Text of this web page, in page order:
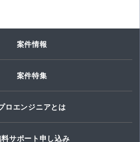
案件情報
案件特集
ロエンジニアとは
サポート申し込み